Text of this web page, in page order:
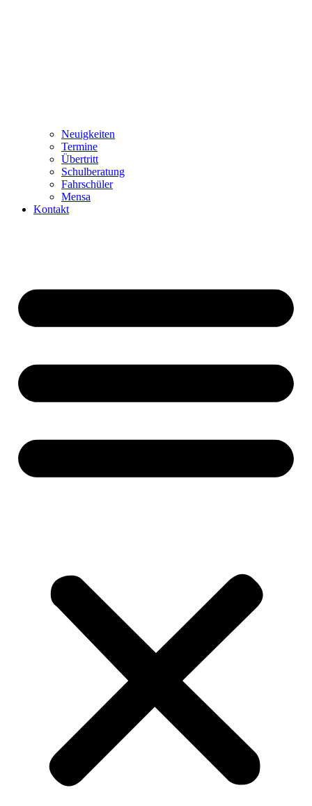
Neuigkeiten
Termine
Übertritt
Schulberatung
Fahrschüler
Mensa
Kontakt